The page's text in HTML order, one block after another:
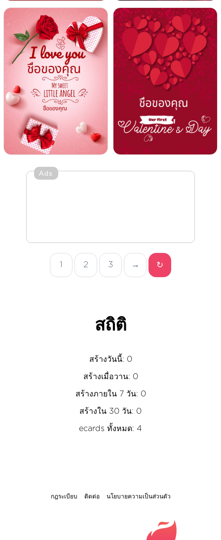
Ads
1 2 3 → ↻
สถิติ
สร้างวันนี้: 0
สร้างเมื่อวาน: 0
สร้างภายใน 7 วัน: 0
สร้างใน 30 วัน: 0
ecards ทั้งหมด: 4
กฎระเบียบ ติดต่อ นโยบายความเป็นส่วนตัว